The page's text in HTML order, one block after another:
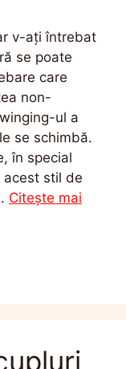
v-ați întrebat
se poate
care
non-
ul a
se schimbă.
în special
stil de
Citește mai